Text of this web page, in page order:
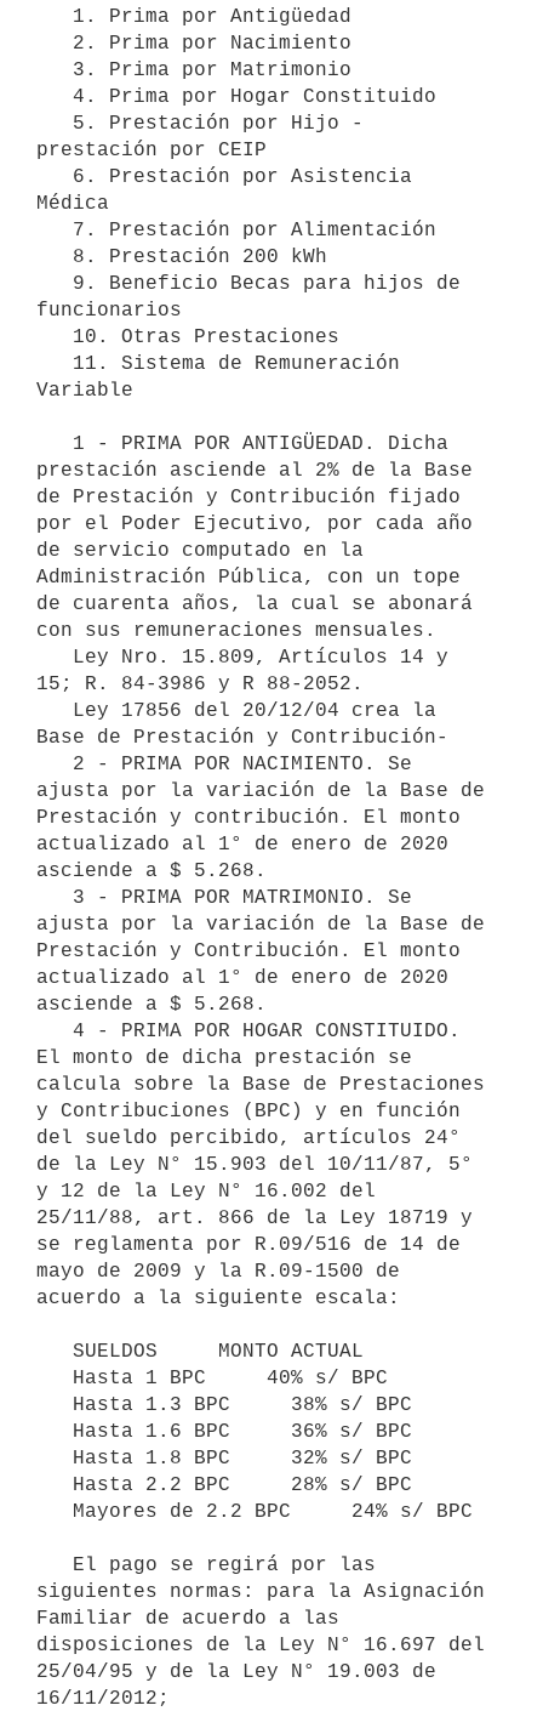
prestación por CEIP
Médica
funcionarios
Variable
prestación asciende al 2% de la Base
de Prestación y Contribución fijado
por el Poder Ejecutivo, por cada año
de servicio computado en la
Administración Pública, con un tope
de cuarenta años, la cual se abonará
con sus remuneraciones mensuales.
15; R. 84-3986 y R 88-2052.
Base de Prestación y Contribución-
ajusta por la variación de la Base de
Prestación y contribución. El monto
actualizado al 1° de enero de 2020
asciende a $ 5.268.
ajusta por la variación de la Base de
Prestación y Contribución. El monto
actualizado al 1° de enero de 2020
asciende a $ 5.268.
El monto de dicha prestación se
calcula sobre la Base de Prestaciones
y Contribuciones (BPC) y en función
del sueldo percibido, artículos 24°
de la Ley N° 15.903 del 10/11/87, 5°
y 12 de la Ley N° 16.002 del
25/11/88, art. 866 de la Ley 18719 y
se reglamenta por R.09/516 de 14 de
mayo de 2009 y la R.09-1500 de
acuerdo a la siguiente escala:
siguientes normas: para la Asignación
Familiar de acuerdo a las
disposiciones de la Ley N° 16.697 del
25/04/95 y de la Ley N° 19.003 de
16/11/2012;